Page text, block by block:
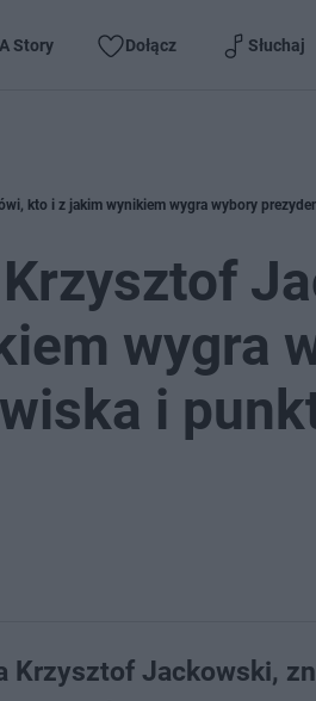
Story Dołącz Słuchaj
kto i z jakim wynikiem wygra wybory
wygra
i
Krzysztof Jackowski,